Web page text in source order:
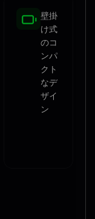
壁掛
け式
のコ
ンパ
クト
なデ
ザイ
ン